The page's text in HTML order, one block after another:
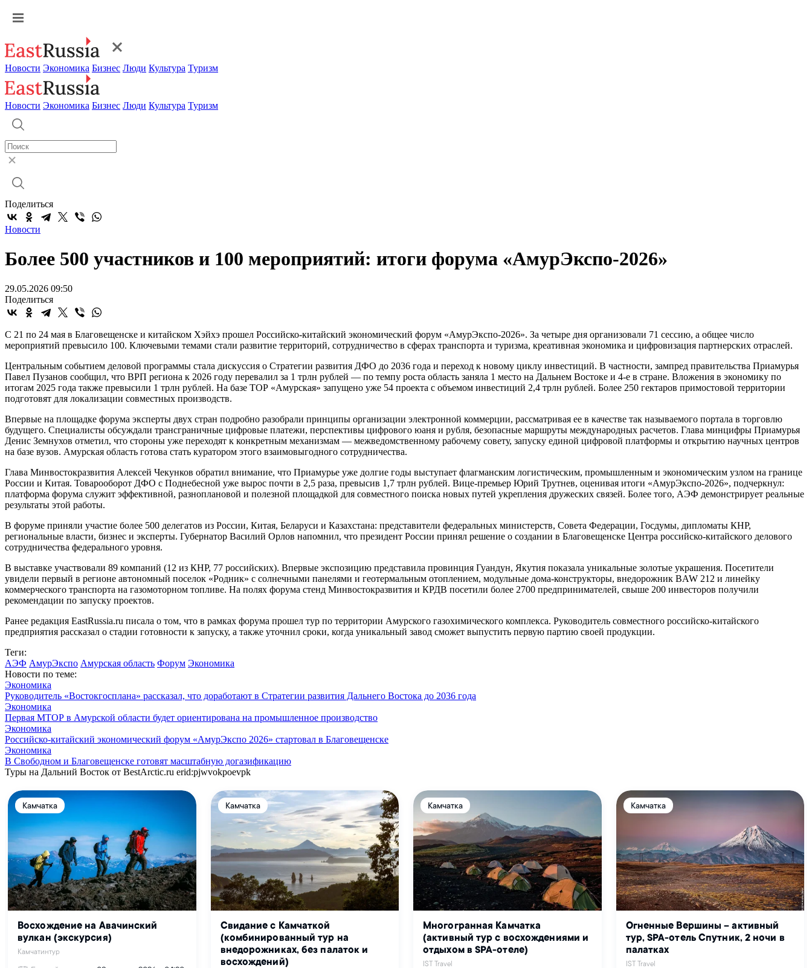
Новости Экономика Бизнес Люди Культура Туризм
Новости Экономика Бизнес Люди Культура Туризм
Поделиться
Новости
Более 500 участников и 100 мероприятий: итоги форума «АмурЭкспо-2026»
29.05.2026 09:50
Поделиться
С 21 по 24 мая в Благовещенске и китайском Хэйхэ прошел Российско-китайский экономический форум «АмурЭкспо-2026». За четыре дня организовали 71 сессию, а общее число
мероприятий превысило 100. Ключевыми темами стали развитие территорий, сотрудничество в сферах транспорта и туризма, креативная экономика и цифровизация партнерских отраслей.
Центральным событием деловой программы стала дискуссия о Стратегии развития ДФО до 2036 года и переход к новому циклу инвестиций. В частности, зампред правительства Приамурья
Павел Пузанов сообщил, что ВРП региона к 2026 году перевалил за 1 трлн рублей — по темпу роста область заняла 1 место на Дальнем Востоке и 4-е в стране. Вложения в экономику по
итогам 2025 года также превысили 1 трлн рублей. На базе ТОР «Амурская» запущено уже 54 проекта с объемом инвестиций 2,4 трлн рублей. Более 250 гектаров примостовой территории
подготовят для локализации совместных производств.
Впервые на площадке форума эксперты двух стран подробно разобрали принципы организации электронной коммерции, рассматривая ее в качестве так называемого портала в торговлю
будущего. Специалисты обсуждали трансграничные цифровые платежи, перспективы цифрового юаня и рубля, безопасные маршруты международных расчетов. Глава минцифры Приамурья
Денис Земнухов отметил, что стороны уже переходят к конкретным механизмам — межведомственному рабочему совету, запуску единой цифровой платформы и открытию научных центров
на базе вузов. Амурская область готова стать куратором этого взаимовыгодного сотрудничества.
Глава Минвостокразвития Алексей Чекунков обратил внимание, что Приамурье уже долгие годы выступает флагманским логистическим, промышленным и экономическим узлом на границе
России и Китая. Товарооборот ДФО с Поднебесной уже вырос почти в 2,5 раза, превысив 1,7 трлн рублей. Вице-премьер Юрий Трутнев, оценивая итоги «АмурЭкспо-2026», подчеркнул:
платформа форума служит эффективной, разноплановой и полезной площадкой для совместного поиска новых путей укрепления дружеских связей. Более того, АЭФ демонстрирует реальные
результаты этой работы.
В форуме приняли участие более 500 делегатов из России, Китая, Беларуси и Казахстана: представители федеральных министерств, Совета Федерации, Госдумы, дипломаты КНР,
региональные власти, бизнес и эксперты. Губернатор Василий Орлов напомнил, что президент России принял решение о создании в Благовещенске Центра российско-китайского делового
сотрудничества федерального уровня.
В выставке участвовали 89 компаний (12 из КНР, 77 российских). Впервые экспозицию представила провинция Гуандун, Якутия показала уникальные золотые украшения. Посетители
увидели первый в регионе автономный поселок «Родник» с солнечными панелями и геотермальным отоплением, модульные дома-конструкторы, внедорожник BAW 212 и линейку
коммерческого транспорта на газомоторном топливе. На полях форума стенд Минвостокразвития и КРДВ посетили более 2700 предпринимателей, свыше 200 инвесторов получили
рекомендации по запуску проектов.
Ранее редакция EastRussia.ru писала о том, что в рамках форума прошел тур по территории Амурского газохимического комплекса. Руководитель совместного российско-китайского
предприятия рассказал о стадии готовности к запуску, а также уточнил сроки, когда уникальный завод сможет выпустить первую партию своей продукции.
Теги:
АЭФ АмурЭкспо Амурская область Форум Экономика
Новости по теме:
Экономика
Руководитель «Востокгосплана» рассказал, что доработают в Стратегии развития Дальнего Востока до 2036 года
Экономика
Первая МТОР в Амурской области будет ориентирована на промышленное производство
Экономика
Российско-китайский экономический форум «АмурЭкспо 2026» стартовал в Благовещенске
Экономика
В Свободном и Благовещенске готовят масштабную догазификацию
Туры на Дальний Восток от BestArctic.ru erid:pjwvokpoevpk